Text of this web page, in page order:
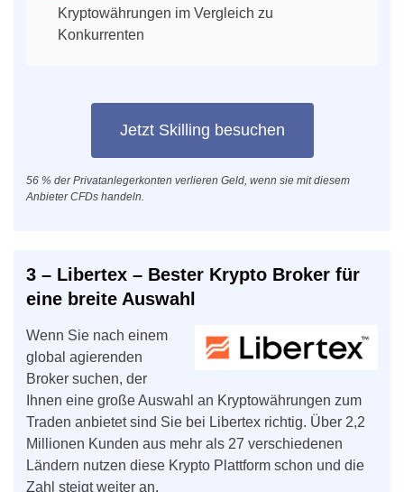
Kryptowährungen im Vergleich zu
Konkurrenten
Jetzt Skilling besuchen
56 % der Privatanlegerkonten verlieren Geld, wenn sie mit diesem
Anbieter CFDs handeln.
3 – Libertex – Bester Krypto Broker für
eine breite Auswahl
Wenn Sie nach einem
global agierenden
Broker suchen, der
Ihnen eine große Auswahl an Kryptowährungen zum
Traden anbietet sind Sie bei Libertex richtig. Über 2,2
Millionen Kunden aus mehr als 27 verschiedenen
Ländern nutzen diese Krypto Plattform schon und die
Zahl steigt weiter an.